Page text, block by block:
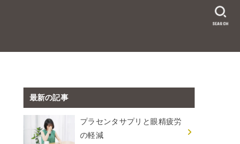
SEARCH
最新の記事
プラセンタサプリと眼精疲労
の軽減